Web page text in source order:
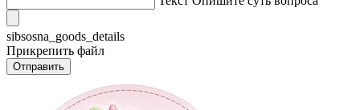
sibsosna_goods_details
Прикрепить файл
Отправить